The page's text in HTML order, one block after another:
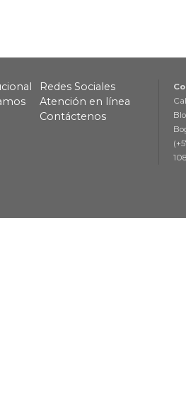
Redes Sociales
Atención en línea
Contáctenos